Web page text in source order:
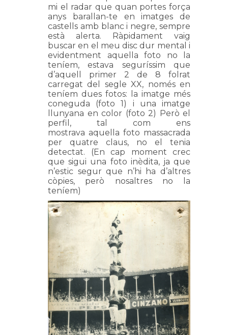
mi el radar que quan portes força
anys barallan-te en imatges de
castells amb blanc i negre, sempre
està alerta. Ràpidament vaig
buscar en el meu disc dur mental i
evidentment aquella foto no la
teníem, estava seguríssim que
d’aquell primer 2 de 8 folrat
carregat del segle XX, només en
teníem dues fotos: la imatge més
coneguda (foto 1) i una imatge
llunyana en color (foto 2) Però el
perfil, tal com ens
mostrava aquella foto massacrada
per quatre claus, no el tenia
detectat. (En cap moment crec
que sigui una foto inèdita, ja que
n’estic segur que n’hi ha d’altres
còpies, però nosaltres no la
teníem)